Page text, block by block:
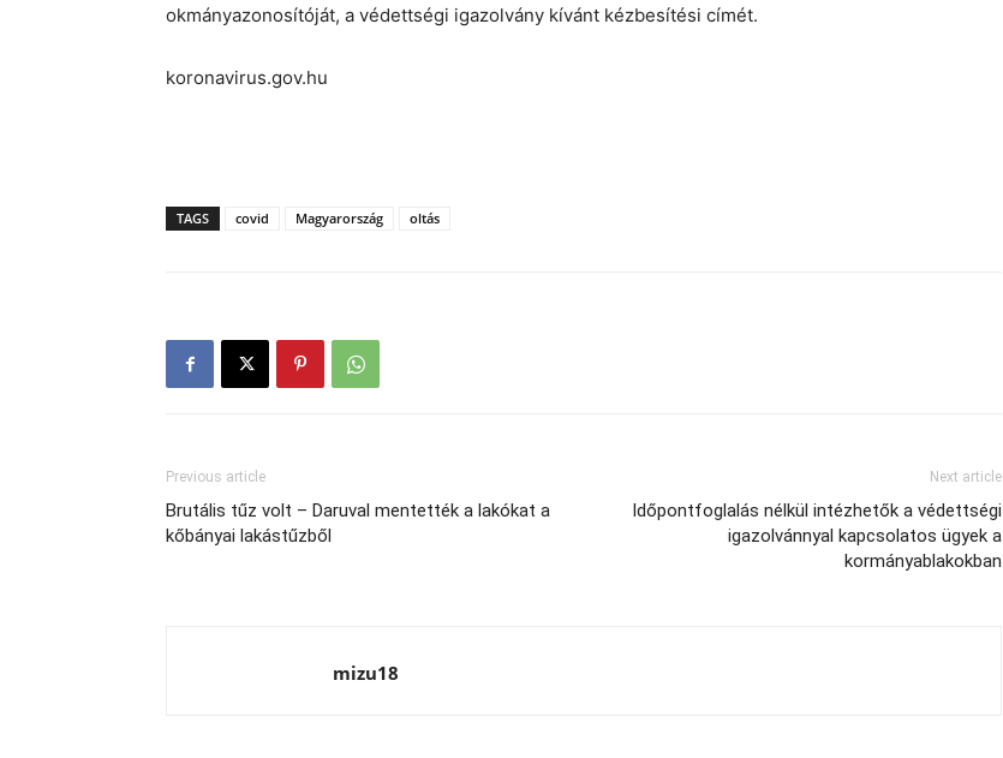
okmányazonosítóját, a védettségi igazolvány kívánt kézbesítési címét.
koronavirus.gov.hu
TAGS covid Magyarország oltás
Previous article
Brutális tűz volt – Daruval mentették a lakókat a
kőbányai lakástűzből
Next article
Időpontfoglalás nélkül intézhetők a védettségi
igazolvánnyal kapcsolatos ügyek a
kormányablakokban
mizu18